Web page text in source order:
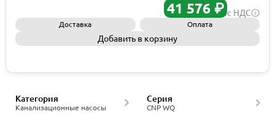
41 576 ₽ с НДС
Доставка Оплата
Добавить в корзину
Канализационные насосы
Категория
CNP WQ
Серия